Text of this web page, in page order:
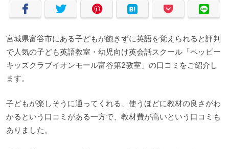
宮城県富谷市にある子どもが飽きずに英語を覚えられると評判
で人気の子ども英語教室・幼児向け英会話スクール「ペッピー
キッズクラブイオンモール富谷第2教室」の口コミをご紹介し
ます。
子どもが楽しそうに通ってくれる、使うほどに教材の良さがわ
かるという口コミがある一方で、教材費が高いという口コミも
ありました。